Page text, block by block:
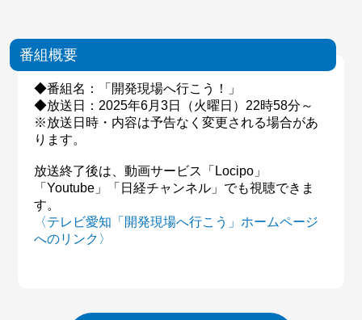
番組概要
◆番組名：「開発現場へ行こう！」
◆放送日：2025年6月3日（火曜日）22時58分～
※放送日時・内容は予告なく変更される場合があ
ります。
放送終了後は、動画サービス「Locipo」
「Youtube」「日経チャンネル」でも視聴できま
す。
〈テレビ愛知「開発現場へ行こう」ホームページ
へのリンク〉